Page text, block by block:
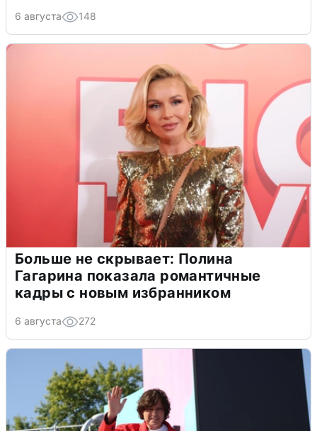
6 августа 148
Больше не скрывает: Полина
Гагарина показала романтичные
кадры с новым избранником
6 августа 272